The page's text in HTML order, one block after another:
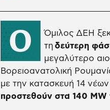
Ο
Όμιλος ΔΕΗ
τη δεύτερη
μεγαλύτερο
Βορειοανατολική
με την κατασκευή 14
προστεθούν στα 140